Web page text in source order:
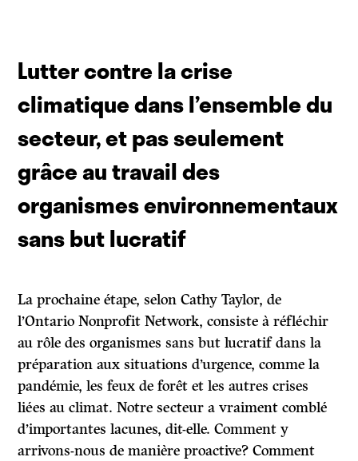
Lutter contre la crise
climatique dans l’ensemble du
secteur, et pas seulement
grâce au travail des
organismes environnementaux
sans but lucratif
La prochaine étape, selon Cathy Taylor, de
l’Ontario Nonprofit Network, consiste à réfléchir
au rôle des organismes sans but lucratif dans la
préparation aux situations d’urgence, comme la
pandémie, les feux de forêt et les autres crises
liées au climat. Notre secteur a vraiment comblé
d’importantes lacunes, dit-elle. Comment y
arrivons-nous de manière proactive? Comment